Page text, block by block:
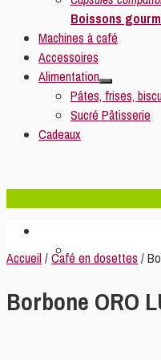
Boissons
Machines à café
Accessoires
Alimentation
Pâtes, frises,
Sucré Pâtisserie
Cadeaux
Accueil/Café en dosettes /
Borbone ORO